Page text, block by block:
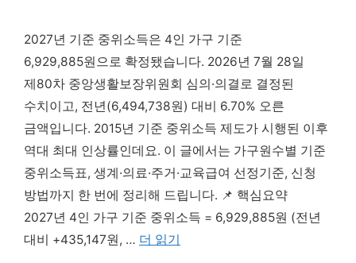
2027년 기준 중위소득은 4인 가구 기준
6,929,885원으로 확정됐습니다. 2026년 7월 28일
제80차 중앙생활보장위원회 심의·의결로 결정된
수치이고, 전년(6,494,738원) 대비 6.70% 오른
금액입니다. 2015년 기준 중위소득 제도가 시행된 이후
역대 최대 인상률인데요. 이 글에서는 가구원수별 기준
중위소득표, 생계·의료·주거·교육급여 선정기준, 신청
방법까지 한 번에 정리해 드립니다. 📌 핵심요약
2027년 4인 가구 기준 중위소득 = 6,929,885원 (전년
대비 +435,147원, … 더 읽기